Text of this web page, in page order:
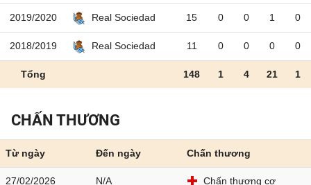
2019/2020 Real Sociedad 15 0 0 1 0
2018/2019 Real Sociedad 11 0 0 0 0
Tổng 148 1 4 21 1
CHẤN THƯƠNG
Từ ngày Đến ngày Chấn thương
27/02/2026 N/A Chấn thương cơ